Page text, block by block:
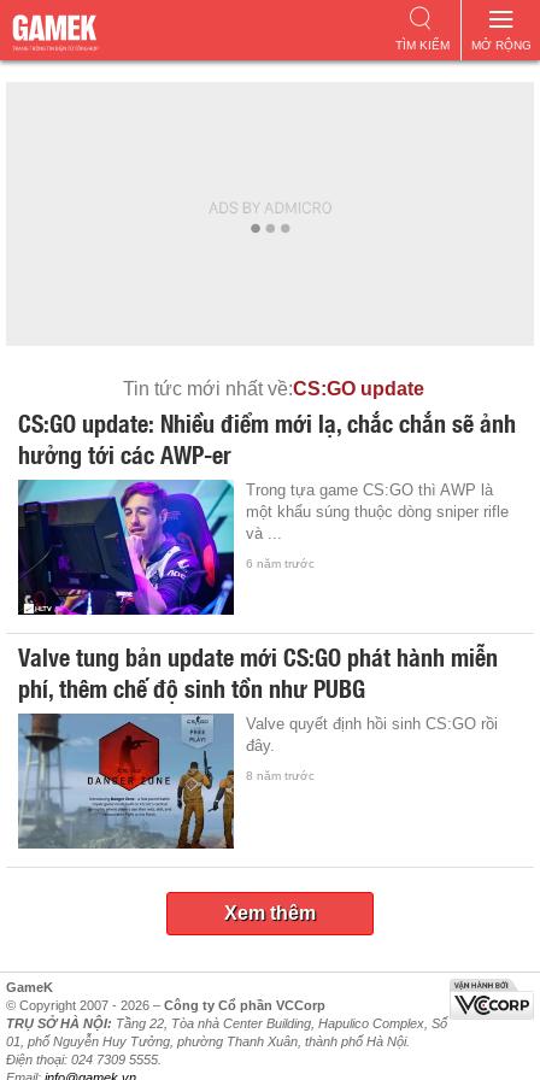
MỞ RỘNG
TÌM KIẾM
Tin tức mới nhất về:CS:GO update
CS:GO update: Nhiều điểm mới lạ, chắc chắn sẽ ảnh
hưởng tới các AWP-er
Trong tựa game CS:GO thì AWP là
một khẩu súng thuộc dòng sniper rifle
và ...
6 năm trước
Valve tung bản update mới CS:GO phát hành miễn
phí, thêm chế độ sinh tồn như PUBG
Valve quyết định hồi sinh CS:GO rồi
đây.
8 năm trước
Xem thêm
GameK
© Copyright 2007 - 2026 – Công ty Cổ phần VCCorp
TRỤ SỞ HÀ NỘI: Tầng 22, Tòa nhà Center Building, Hapulico Complex, Số
01, phố Nguyễn Huy Tưởng, phường Thanh Xuân, thành phố Hà Nội.
Điện thoại: 024 7309 5555.